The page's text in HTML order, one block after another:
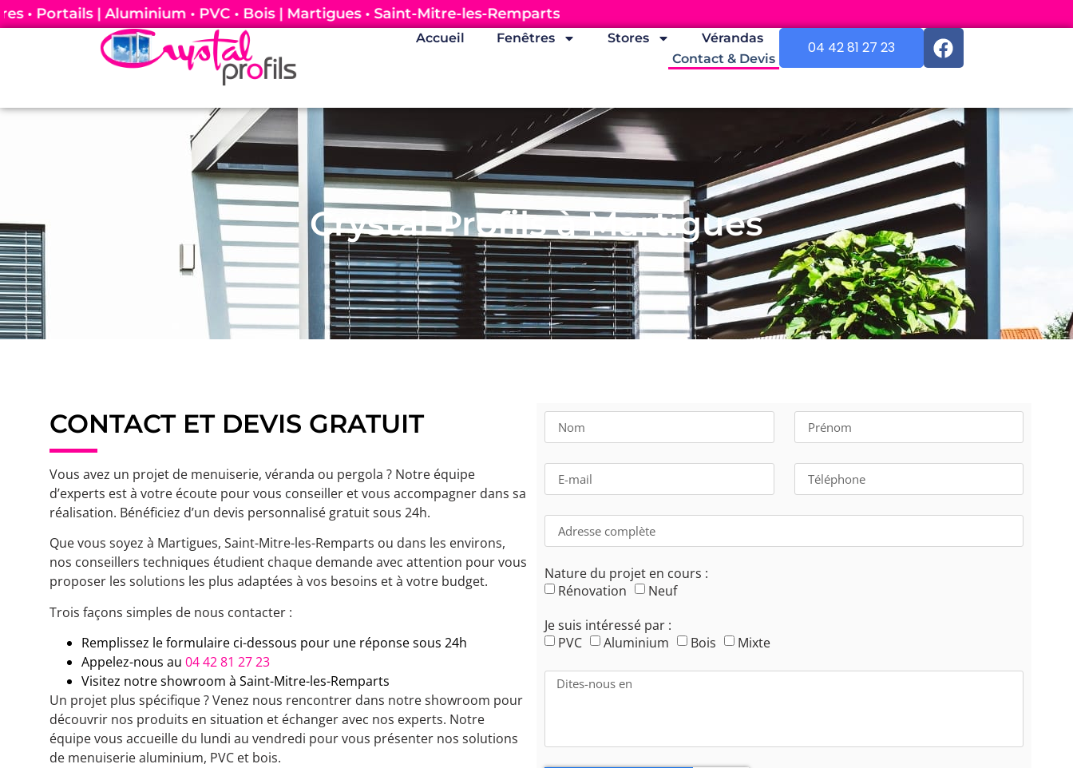
• Stores • Portails | Aluminium • PVC • Bois | Martigues • Saint-Mitre-les-Remparts
Accueil Fenêtres Stores
Vérandas
Contact & Devis
04 42 81 27 23
Crystal Profils à Martigues
CONTACT ET DEVIS GRATUIT
Vous avez un projet de menuiserie, véranda ou pergola ? Notre équipe
d’experts est à votre écoute pour vous conseiller et vous accompagner dans sa
réalisation. Bénéficiez d’un devis personnalisé gratuit sous 24h.
Que vous soyez à Martigues, Saint-Mitre-les-Remparts ou dans les environs,
nos conseillers techniques étudient chaque demande avec attention pour vous
proposer les solutions les plus adaptées à vos besoins et à votre budget.
Trois façons simples de nous contacter :
Remplissez le formulaire ci-dessous pour une réponse sous 24h
Appelez-nous au 04 42 81 27 23
Visitez notre showroom à Saint-Mitre-les-Remparts
Un projet plus spécifique ? Venez nous rencontrer dans notre showroom pour
découvrir nos produits en situation et échanger avec nos experts. Notre
équipe vous accueille du lundi au vendredi pour vous présenter nos solutions
de menuiserie aluminium, PVC et bois.
Nature du projet en cours :
Rénovation
Neuf
Je suis intéressé par :
PVC
Aluminium Bois Mixte